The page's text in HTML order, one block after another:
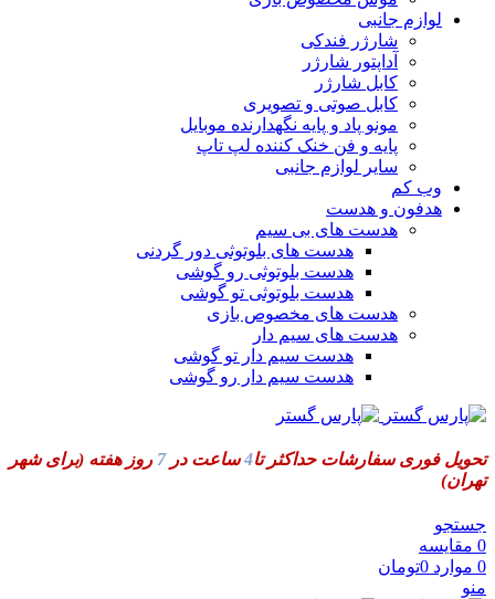
لوازم جانبی
شارژر فندکی
آداپتور شارژر
کابل شارژر
کابل صوتی و تصویری
مونو پاد و پایه نگهدارنده موبایل
پایه و فن خنک کننده لپ تاپ
سایر لوازم جانبی
وب کم
هدفون و هدست
هدست های بی سیم
هدست های بلوتوثی دور گردنی
هدست بلوتوثی رو گوشی
هدست بلوتوثی تو گوشی
هدست های مخصوص بازی
هدست های سیم دار
هدست سیم دار تو گوشی
هدست سیم دار رو گوشی
تحویل فوری سفارشات حداکثر تا4ساعت در7 روز هفته (برای شهر
تهران)
جستجو
0 مقایسه
0 موارد 0تومان
منو